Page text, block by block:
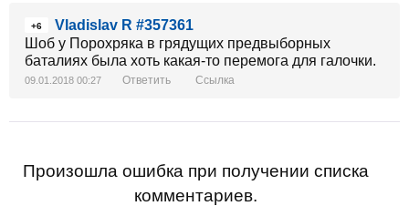
+6
Vladislav R #357361
Шоб у Порохряка в грядущих предвыборных
баталиях была хоть какая-то перемога для галочки.
09.01.2018 00:27 Ответить Ссылка
Произошла ошибка при получении списка
комментариев.